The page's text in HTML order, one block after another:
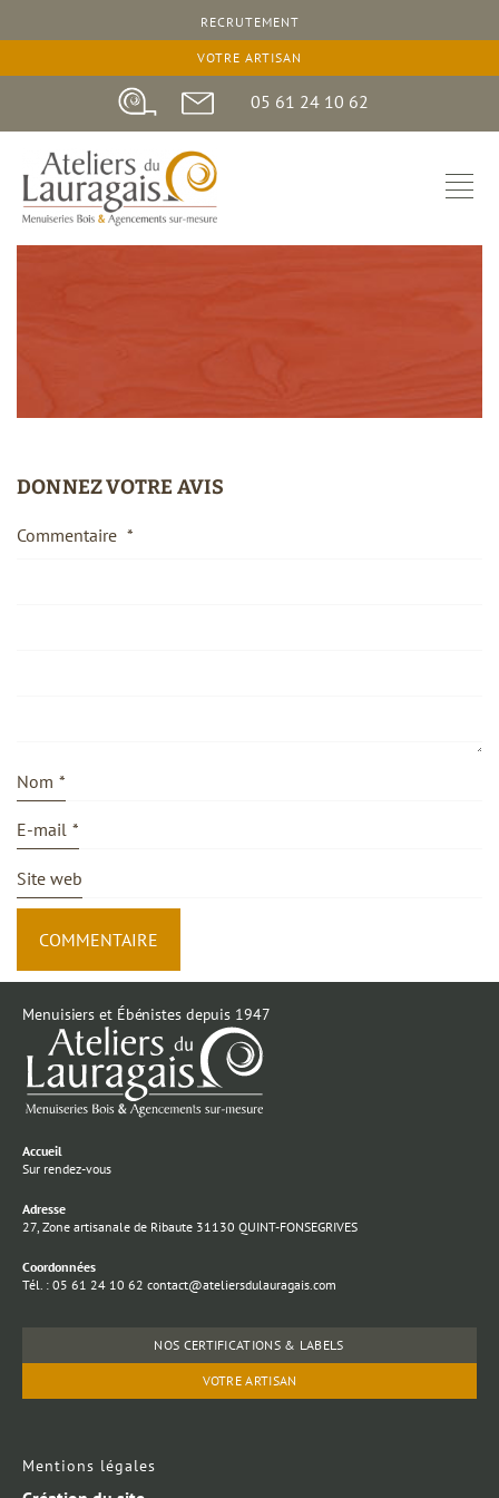
RECRUTEMENT
VOTRE ARTISAN
05 61 24 10 62
DONNEZ VOTRE AVIS
Commentaire *
Nom *
E-mail *
Site web
Menuisiers et Ébénistes depuis 1947
Accueil
Sur rendez-vous
Adresse
27, Zone artisanale de Ribaute 31130 QUINT-FONSEGRIVES
Coordonnées
Tél. : 05 61 24 10 62 contact@ateliersdulauragais.com
NOS CERTIFICATIONS & LABELS
VOTRE ARTISAN
Mentions légales